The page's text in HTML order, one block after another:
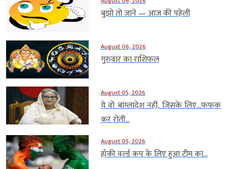
बुझो तो जाने — आज की पहेली
August 06, 2026
गुरुवार का राशिफल
August 05, 2026
ये वो बांग्लादेश नहीं, जिसके लिए…फफक
कर रोती...
August 05, 2026
हॉकी वर्ल्ड कप के लिए हुआ टीम का...